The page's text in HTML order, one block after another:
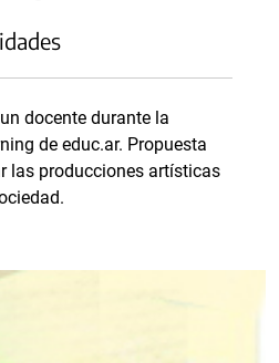
docente durante la
de educ.ar. Propuesta
las producciones artísticas